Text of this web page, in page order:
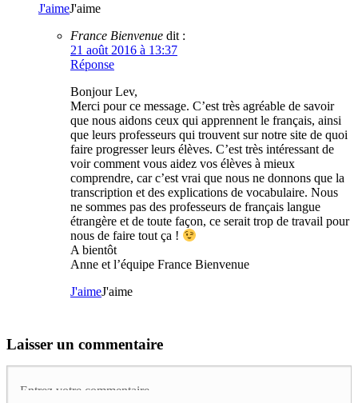
J'aimeJ'aime
France Bienvenue dit :
21 août 2016 à 13:37
Réponse
Bonjour Lev,
Merci pour ce message. C’est très agréable de savoir
que nous aidons ceux qui apprennent le français, ainsi
que leurs professeurs qui trouvent sur notre site de quoi
faire progresser leurs élèves. C’est très intéressant de
voir comment vous aidez vos élèves à mieux
comprendre, car c’est vrai que nous ne donnons que la
transcription et des explications de vocabulaire. Nous
ne sommes pas des professeurs de français langue
étrangère et de toute façon, ce serait trop de travail pour
nous de faire tout ça !
A bientôt
Anne et l’équipe France Bienvenue
J'aimeJ'aime
Laisser un commentaire